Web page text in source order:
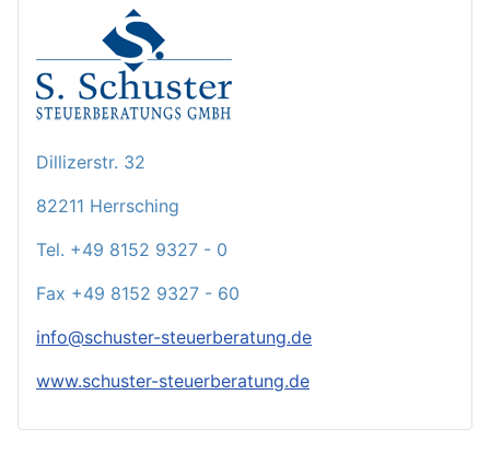
Dillizerstr. 32
82211 Herrsching
Tel. +49 8152 9327 - 0
Fax +49 8152 9327 - 60
info@schuster-steuerberatung.de
www.schuster-steuerberatung.de